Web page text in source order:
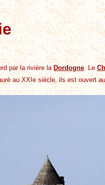
par la rivière la Dordogne. Le
au XXIe siècle, ils est ouvert